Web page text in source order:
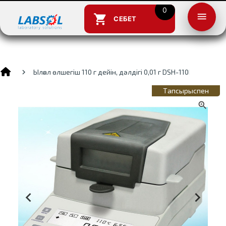
shopping_cart СЕБЕТ
0
menu
close close
Ылғал өлшегіш 110 г дейін, дәлдігі 0,01 г DSH-110MW
Тапсырыспен